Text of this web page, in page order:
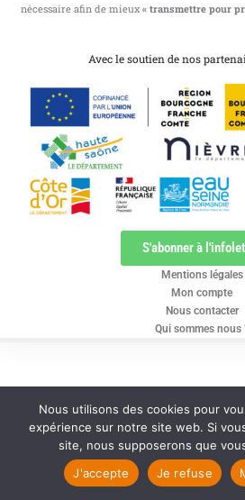
nécessaire afin de mieux« transmettre pour
Avec le soutien de nos
Mentions légales
Mon compte
Nous contacter
Qui sommes nous
S'abonner à
Nous utilisons des cookies pour
expérience sur notre site web. Si
site, nous supposerons que
J'accepte
Je refuse